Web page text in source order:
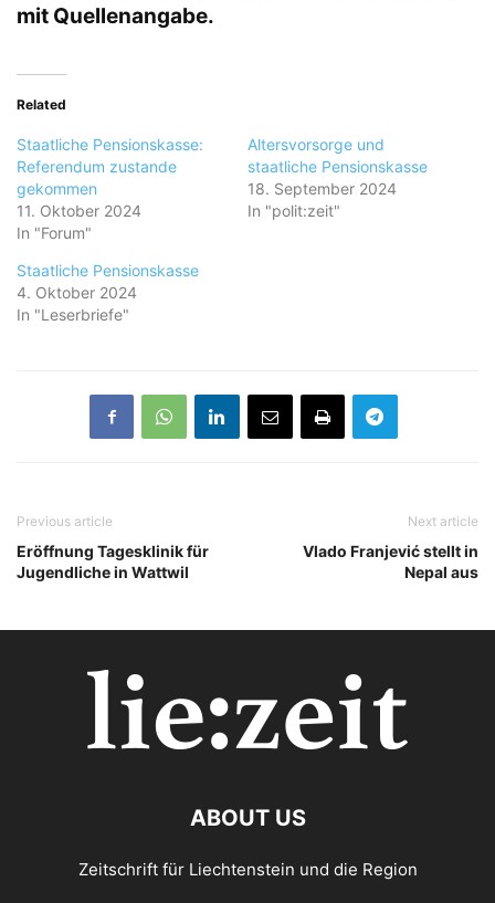
mit Quellenangabe.
Related
Staatliche Pensionskasse:
Referendum zustande
gekommen
11. Oktober 2024
In "Forum"
Altersvorsorge und
staatliche Pensionskasse
18. September 2024
In "polit:zeit"
Staatliche Pensionskasse
4. Oktober 2024
In "Leserbriefe"
Previous article
Eröffnung Tagesklinik für
Jugendliche in Wattwil
Next article
Vlado Franjević stellt in
Nepal aus
ABOUT US
Zeitschrift für Liechtenstein und die Region